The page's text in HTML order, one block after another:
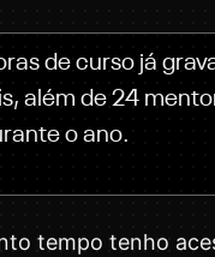
de curso já
além de 24
o ano.
tempo tenho